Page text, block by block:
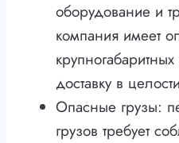
оборудование и
компания имеет
доставку в
Опасные грузы:
грузов требует